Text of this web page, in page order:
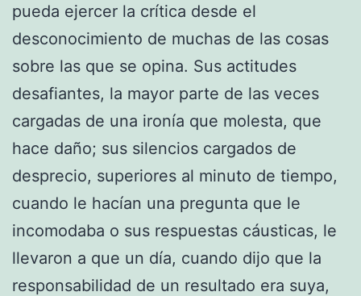
pueda ejercer la crítica desde el
desconocimiento de muchas de las cosas
sobre las que se opina. Sus actitudes
desafiantes, la mayor parte de las veces
cargadas de una ironía que molesta, que
hace daño; sus silencios cargados de
desprecio, superiores al minuto de tiempo,
cuando le hacían una pregunta que le
incomodaba o sus respuestas cáusticas, le
llevaron a que un día, cuando dijo que la
responsabilidad de un resultado era suya,